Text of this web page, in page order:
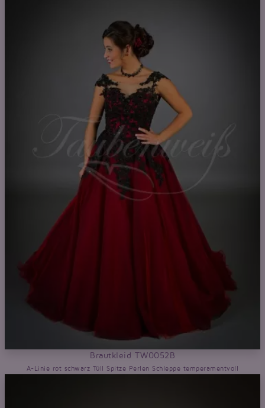
Brautkleid TW0052B
A-Linie rot schwarz Tüll Spitze Perlen Schleppe temperamentvoll